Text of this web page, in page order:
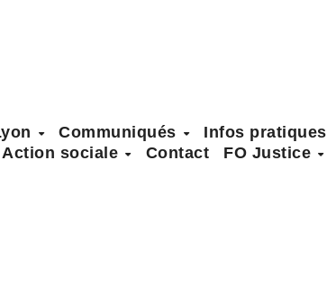
Communiqués Infos pratiques
Action sociale
Contact FO Justice